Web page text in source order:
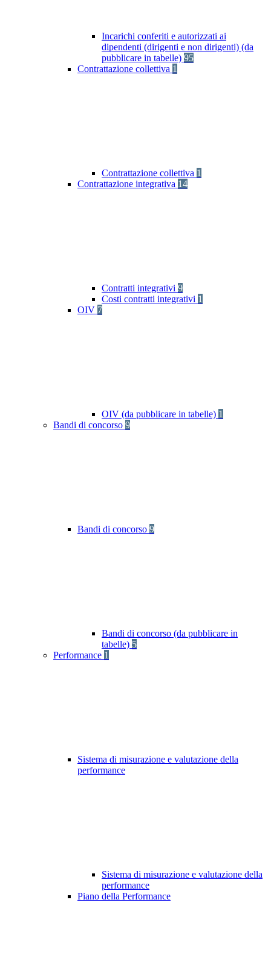
Incarichi conferiti e autorizzati ai
dipendenti (dirigenti e non dirigenti) (da
pubblicare in tabelle) 95
Contrattazione collettiva 1
Contrattazione collettiva 1
Contrattazione integrativa 14
Contratti integrativi 9
Costi contratti integrativi 1
OIV 7
OIV (da pubblicare in tabelle) 1
Bandi di concorso 9
Bandi di concorso 9
Bandi di concorso (da pubblicare in
tabelle) 5
Performance 1
Sistema di misurazione e valutazione della
performance
Sistema di misurazione e valutazione della
performance
Piano della Performance